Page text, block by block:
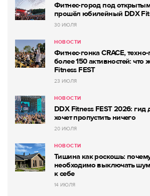
Фитнес-город под
прошёл юбилейный DDX
30 ИЮЛЯ
НОВОСТИ
Фитнес-гонка CRACE,
более 150 активностей: что
Fitness FEST
23 ИЮЛЯ
НОВОСТИ
DDX Fitness FEST 2026: гид
хочет пропустить ничего
20 ИЮЛЯ
НОВОСТИ
Тишина как роскошь:
необходимо выключать
к себе
14 ИЮЛЯ